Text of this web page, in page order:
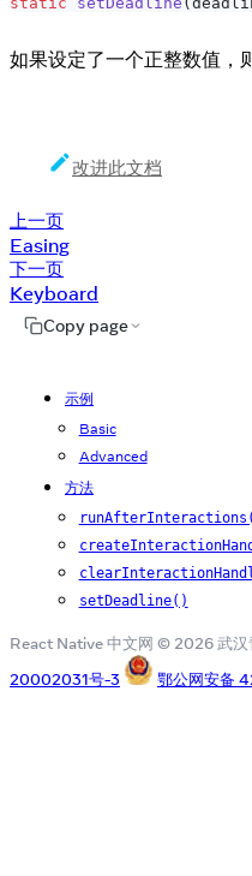
如果设定了一个正整数值
改进此文档
上一页
Easing
下一页
Keyboard
Copy page
示例
Basic
Advanced
方法
setDeadline()
React Native 中文网 © 2026 武汉
20002031号-3
鄂公网安备